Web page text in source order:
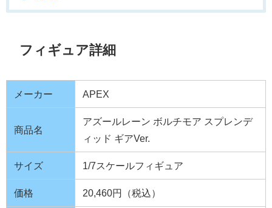
フィギュア詳細
メーカー APEX
商品名
アズールレーン ボルチモア スプレンデ
ィッド ギアVer.
サイズ 1/7スケールフィギュア
価格 20,460円（税込）